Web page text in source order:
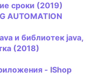
сроки (2019)
AUTOMATION
и библиотек java,
(2018)
- IShop